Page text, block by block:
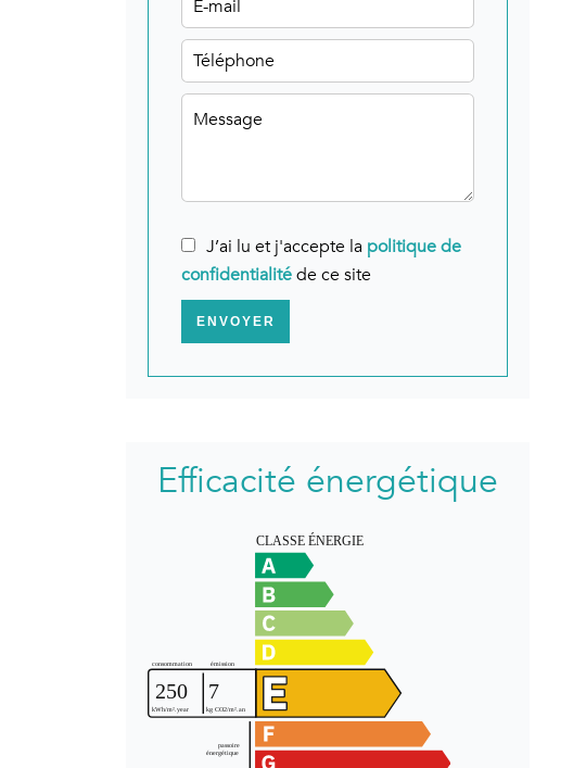
J’ai lu et j'accepte la politique de
confidentialitéde ce site
ENVOYER
Efficacité énergétique